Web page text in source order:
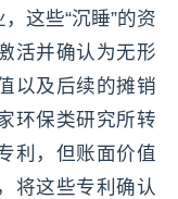
这些“沉睡”的资
活并确认为无形
以及后续的摊销
环保类研究所转
利，但账面价值
将这些专利确认